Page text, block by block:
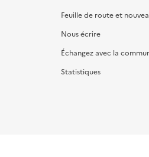
Feuille de route et
Nous écrire
Échangez avec la
Statistiques